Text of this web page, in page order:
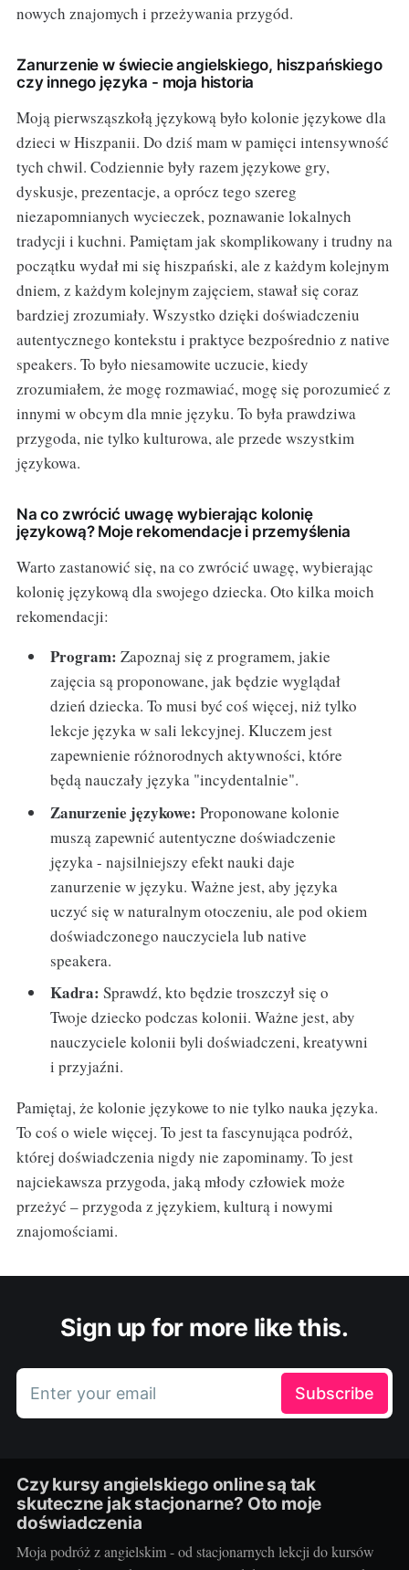
nowych znajomych i przeżywania przygód.
Zanurzenie w świecie angielskiego, hiszpańskiego
czy innego języka - moja historia
Moją pierwsząszkołą językową było kolonie językowe dla
dzieci w Hiszpanii. Do dziś mam w pamięci intensywność
tych chwil. Codziennie były razem językowe gry,
dyskusje, prezentacje, a oprócz tego szereg
niezapomnianych wycieczek, poznawanie lokalnych
tradycji i kuchni. Pamiętam jak skomplikowany i trudny na
początku wydał mi się hiszpański, ale z każdym kolejnym
dniem, z każdym kolejnym zajęciem, stawał się coraz
bardziej zrozumiały. Wszystko dzięki doświadczeniu
autentycznego kontekstu i praktyce bezpośrednio z native
speakers. To było niesamowite uczucie, kiedy
zrozumiałem, że mogę rozmawiać, mogę się porozumieć z
innymi w obcym dla mnie języku. To była prawdziwa
przygoda, nie tylko kulturowa, ale przede wszystkim
językowa.
Na co zwrócić uwagę wybierając kolonię
językową? Moje rekomendacje i przemyślenia
Warto zastanowić się, na co zwrócić uwagę, wybierając
kolonię językową dla swojego dziecka. Oto kilka moich
rekomendacji:
Program: Zapoznaj się z programem, jakie
zajęcia są proponowane, jak będzie wyglądał
dzień dziecka. To musi być coś więcej, niż tylko
lekcje języka w sali lekcyjnej. Kluczem jest
zapewnienie różnorodnych aktywności, które
będą nauczały języka "incydentalnie".
Zanurzenie językowe: Proponowane kolonie
muszą zapewnić autentyczne doświadczenie
języka - najsilniejszy efekt nauki daje
zanurzenie w języku. Ważne jest, aby języka
uczyć się w naturalnym otoczeniu, ale pod okiem
doświadczonego nauczyciela lub native
speakera.
Kadra: Sprawdź, kto będzie troszczył się o
Twoje dziecko podczas kolonii. Ważne jest, aby
nauczyciele kolonii byli doświadczeni, kreatywni
i przyjaźni.
Pamiętaj, że kolonie językowe to nie tylko nauka języka.
To coś o wiele więcej. To jest ta fascynująca podróż,
której doświadczenia nigdy nie zapominamy. To jest
najciekawsza przygoda, jaką młody człowiek może
przeżyć – przygoda z językiem, kulturą i nowymi
znajomościami.
Sign up for more like this.
Enter your email Subscribe
Czy kursy angielskiego online są tak
skuteczne jak stacjonarne? Oto moje
doświadczenia
Moja podróż z angielskim - od stacjonarnych lekcji do kursów